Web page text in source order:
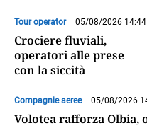
Tour operator 05/08/2026 14:44
Crociere fluviali,
operatori alle prese
con la siccità
Compagnie aeree 05/08/2026
Volotea rafforza